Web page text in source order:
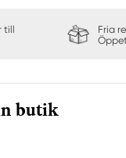
till
Fria
butik